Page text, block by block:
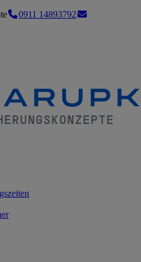
0911 14893792